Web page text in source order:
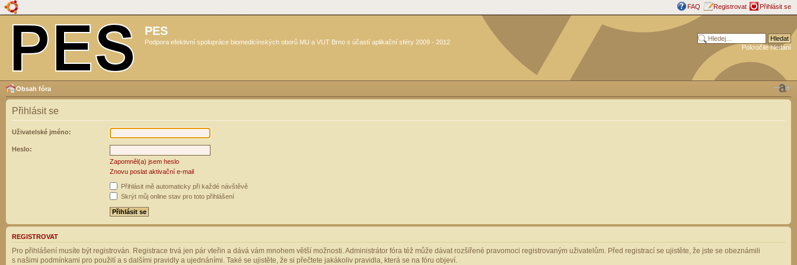
FAQ Registrovat Přihlásit se
PES
Podpora efektivní spolupráce biomedicínských oborů MU a VUT Brno s účastí aplikační sféry 2009 - 2012
Pokročilé hledání
Obsah fóra
Přihlásit se
Uživatelské jméno:
Heslo:
Zapomněl(a) jsem heslo
Znovu poslat aktivační e-mail
Přihlásit mě automaticky při každé návštěvě
Skrýt můj online stav pro toto přihlášení
REGISTROVAT
Pro přihlášení musíte být registrován. Registrace trvá jen pár vteřin a dává vám mnohem větší možnosti. Administrátor fóra též může dávat rozšířené pravomoci registrovaným uživatelům. Před registrací se ujistěte, že jste se obeznámili
s našimi podmínkami pro použití a s dalšími pravidly a ujednáními. Také se ujistěte, že si přečtete jakákoliv pravidla, která se na fóru objeví.